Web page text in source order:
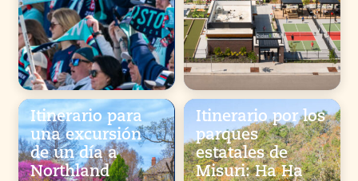
Itinerario para
una excursión
de un día a
Northland
Itinerario por los
parques
estatales de
Misuri: Ha Ha